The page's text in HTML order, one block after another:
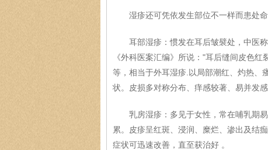
湿疹还可凭依发生部位不一样而患处命
耳部湿疹：惯发在耳后皱襞处，中医称
《外科医案汇编》所说："耳后缝间皮色
等，相当于外耳湿疹.以局部潮红、灼热、
状。皮损多对称分布、痒感较著、易并发
乳房湿疹：多见于女性，常在哺乳期易
累。皮疹呈红斑、浸润、糜烂、渗出及结
症状可迅速改善，直至获治好 。